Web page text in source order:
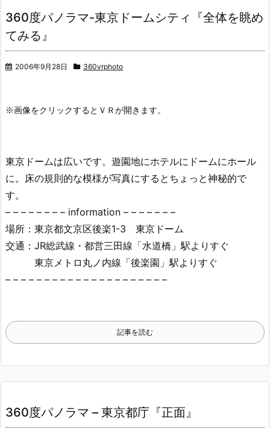
360度パノラマ-東京ドームシティ『全体を眺め
てみる』
2006年9月28日 360vrphoto
※画像をクリックするとＶＲが開きます。
東京ドームは広いです。遊園地にホテルにドームにホール
に。床の規則的な模様が写真にするとちょっと神秘的で
す。
– – – – – – – – information – – – – – – –
場所：東京都文京区後楽1-3 東京ドーム
交通：JR総武線・都営三田線「水道橋」駅よりすぐ
東京メトロ丸ノ内線「後楽園」駅よりすぐ
– – – – – – – – – – – – – – – – – – – – –
記事を読む
360度パノラマ – 東京都庁『正面』